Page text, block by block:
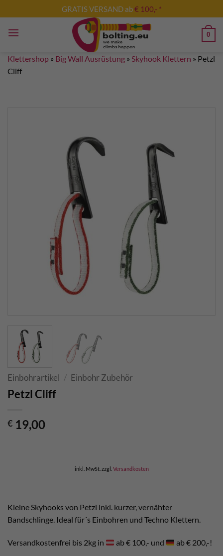
Inhalt
springen
GRATIS VERSAND ab€ 100,- *
0
Klettershop » Big Wall Ausrüstung » Skyhook Klettern » Petzl
Cliff
Einbohrartikel / Einbohr Zubehör
Petzl Cliff
€ 19,00
inkl. MwSt. zzgl. Versandkosten
Kleine Skyhooks von Petzl inkl. kurzer, vernähter
Bandschlinge. Ideal für´s Einbohren und Techno Klettern.
Versandkostenfrei bis 2kg in ab € 100,- und ab € 200,-!